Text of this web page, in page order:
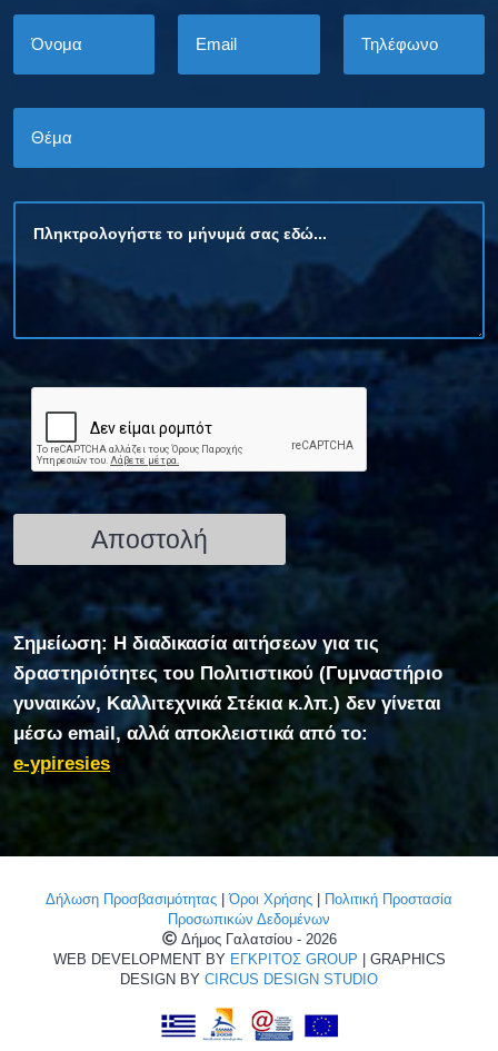
Σημείωση: Η διαδικασία αιτήσεων για τις
δραστηριότητες του Πολιτιστικού (Γυμναστήριο
γυναικών, Καλλιτεχνικά Στέκια κ.λπ.) δεν γίνεται
μέσω email, αλλά αποκλειστικά από το:
e-ypiresies
Δήλωση Προσβασιμότητας |Όροι Χρήσης | Πολιτική Προστασία
Προσωπικών Δεδομένων
Δήμος Γαλατσίου - 2026
WEB DEVELOPMENT BY ΕΓΚΡΙΤΟΣ GROUP | GRAPHICS
DESIGN BY CIRCUS DESIGN STUDIO